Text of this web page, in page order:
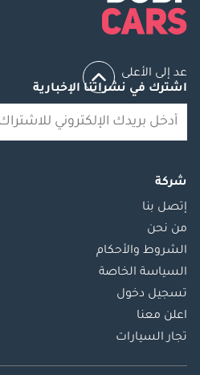
عد إلى الأعلى
اشترك في نشراتنا الإخبارية
شركة
إتصل بنا
من نحن
الشروط والأحكام
السياسة الخاصة
تسجيل دخول
اعلن معنا
تجار السيارات